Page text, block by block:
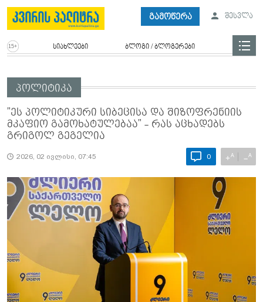
გამოწერა შესვლა
სიახლეები ბლოგი / ბლოგერები
პოლიტიკა
"ეს პოლიტიკური სიბეცისა და შიზოფრენიის
მკაფიო გამოხატულებაა" - რას აცხადებს
გრიგოლ გეგელია
2026, 02 ივლისი, 07:45 0 +A −A